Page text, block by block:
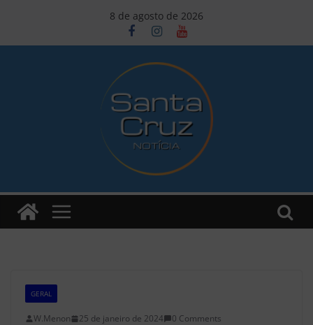
o
8 de agosto de 2026
GERAL
W.Menon 25 de janeiro de 2024 0 Comments